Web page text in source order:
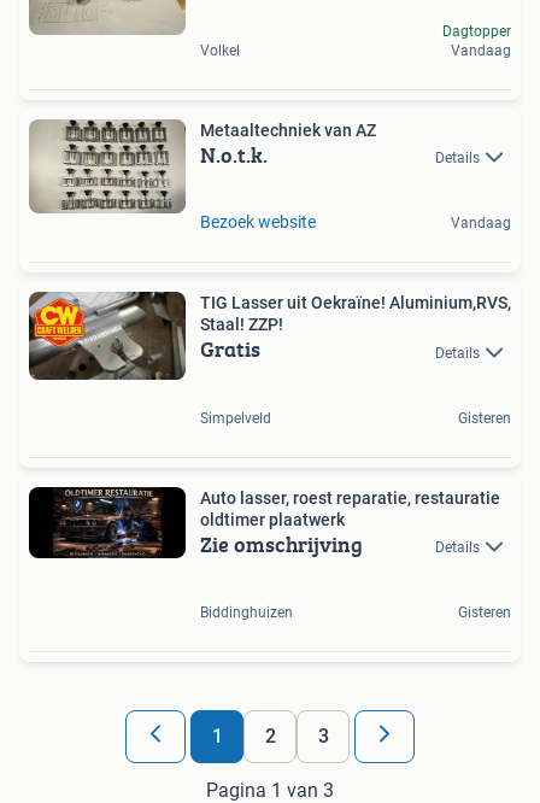
Volkel
Dagtopper
Vandaag
Metaaltechniek van AZ
N.o.t.k. Details
Bezoek website Vandaag
TIG Lasser uit Oekraïne! Aluminium,RVS,
Staal! ZZP!
Gratis Details
Simpelveld Gisteren
Auto lasser, roest reparatie, restauratie
oldtimer plaatwerk
Zie omschrijving Details
Biddinghuizen Gisteren
1 2 3
Pagina 1 van 3